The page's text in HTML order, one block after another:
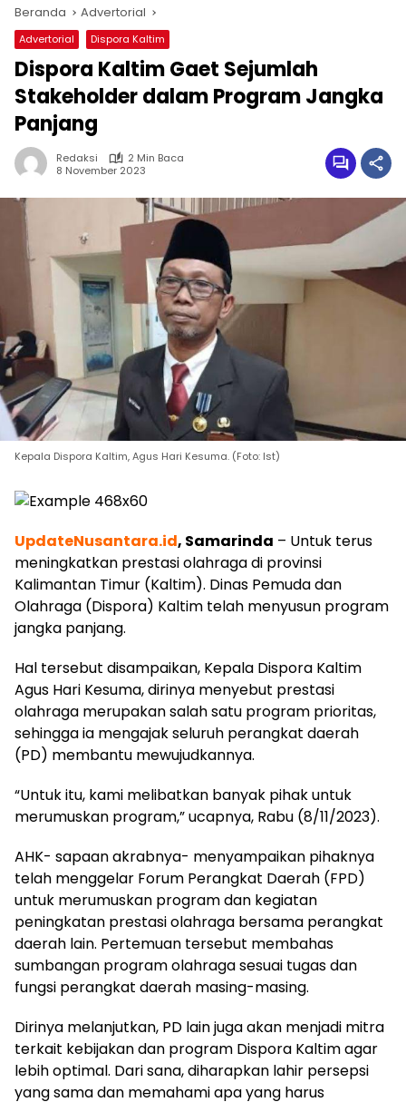
Beranda Advertorial
Advertorial Dispora Kaltim
Dispora Kaltim Gaet Sejumlah
Stakeholder dalam Program Jangka
Panjang
Redaksi
2 Min Baca
8 November 2023
Kepala Dispora Kaltim, Agus Hari Kesuma. (Foto: Ist)
UpdateNusantara.id, Samarinda – Untuk terus
meningkatkan prestasi olahraga di provinsi
Kalimantan Timur (Kaltim). Dinas Pemuda dan
Olahraga (Dispora) Kaltim telah menyusun program
jangka panjang.
Hal tersebut disampaikan, Kepala Dispora Kaltim
Agus Hari Kesuma, dirinya menyebut prestasi
olahraga merupakan salah satu program prioritas,
sehingga ia mengajak seluruh perangkat daerah
(PD) membantu mewujudkannya.
“Untuk itu, kami melibatkan banyak pihak untuk
merumuskan program,” ucapnya, Rabu (8/11/2023).
AHK- sapaan akrabnya- menyampaikan pihaknya
telah menggelar Forum Perangkat Daerah (FPD)
untuk merumuskan program dan kegiatan
peningkatan prestasi olahraga bersama perangkat
daerah lain. Pertemuan tersebut membahas
sumbangan program olahraga sesuai tugas dan
fungsi perangkat daerah masing-masing.
Dirinya melanjutkan, PD lain juga akan menjadi mitra
terkait kebijakan dan program Dispora Kaltim agar
lebih optimal. Dari sana, diharapkan lahir persepsi
yang sama dan memahami apa yang harus